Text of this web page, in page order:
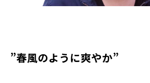
”春風のように爽やか”